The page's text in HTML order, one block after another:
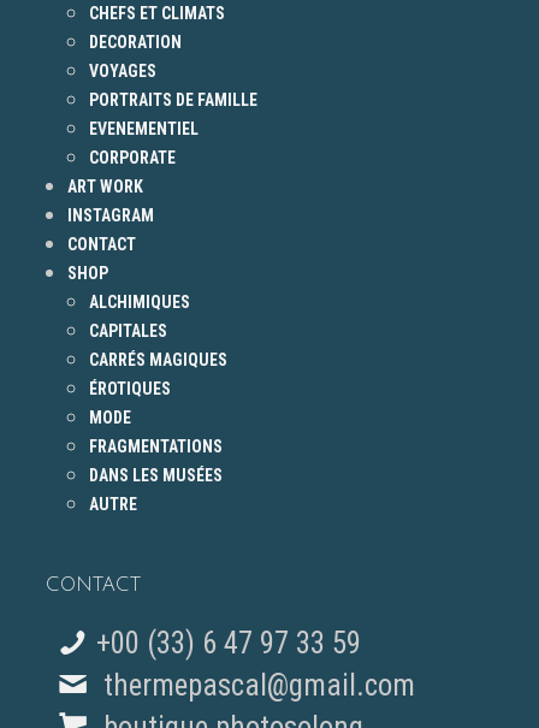
CHEFS ET CLIMATS
DECORATION
VOYAGES
PORTRAITS DE FAMILLE
EVENEMENTIEL
CORPORATE
ART WORK
INSTAGRAM
CONTACT
SHOP
ALCHIMIQUES
CAPITALES
CARRÉS MAGIQUES
ÉROTIQUES
MODE
FRAGMENTATIONS
DANS LES MUSÉES
AUTRE
CONTACT
+00 (33) 6 47 97 33 59
thermepascal@gmail.com